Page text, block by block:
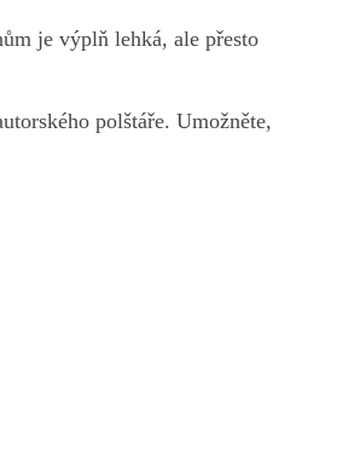
je výplň lehká, ale přesto
polštáře. Umožněte,